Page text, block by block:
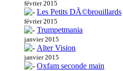
février 2015
Les Petits DÃ©brouillards
février 2015
Trumpetmania
janvier 2015
Alter Vision
janvier 2015
Oxfam seconde main